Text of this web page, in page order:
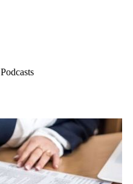
Podcasts